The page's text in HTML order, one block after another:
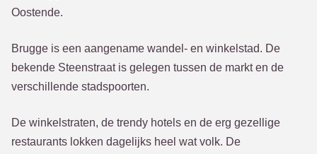
Oostende.
Brugge is een aangename wandel- en winkelstad. De
bekende Steenstraat is gelegen tussen de markt en de
verschillende stadspoorten.
De winkelstraten, de trendy hotels en de erg gezellige
restaurants lokken dagelijks heel wat volk. De